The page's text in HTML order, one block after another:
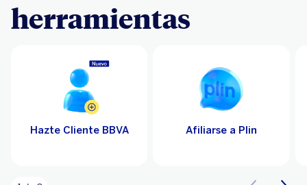
herramientas
Hazte Cliente BBVA Afiliarse a Plin